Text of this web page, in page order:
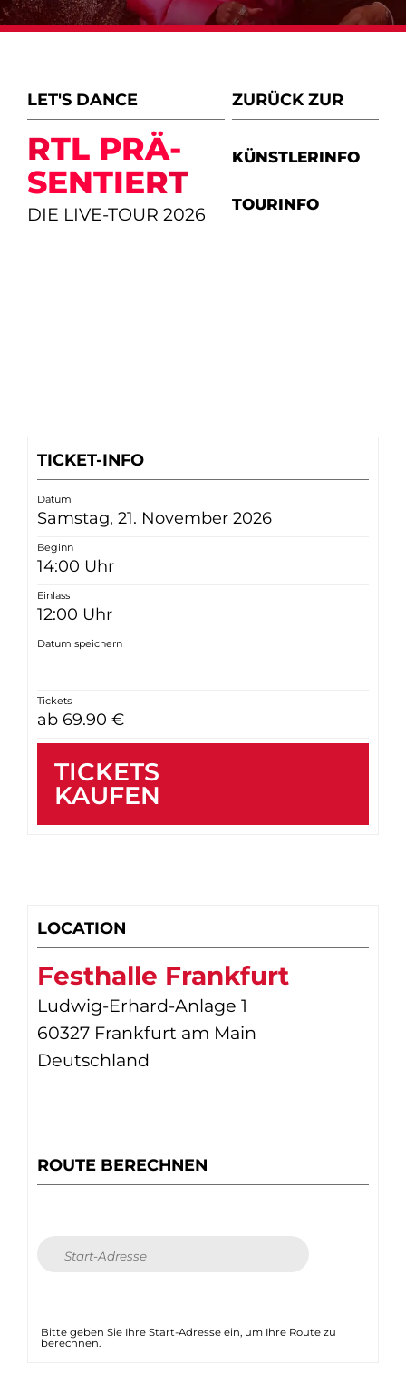
LET'S DANCE
RTL PRÄ­
SEN­TIERT
DIE LIVE-TOUR 2026
ZURÜCK ZUR
KÜNSTLERINFO
TOURINFO
TICKET-INFO
Datum
Samstag, 21. November 2026
Beginn
14:00 Uhr
Einlass
12:00 Uhr
Datum speichern
Tickets
ab 69.90 €
TICKETS
KAUFEN
LOCATION
Festhalle Frankfurt
Ludwig-Erhard-Anlage 1
60327 Frankfurt am Main
Deutschland
ROUTE BERECHNEN
Bitte geben Sie Ihre Start-Adresse ein, um Ihre Route zu
berechnen.